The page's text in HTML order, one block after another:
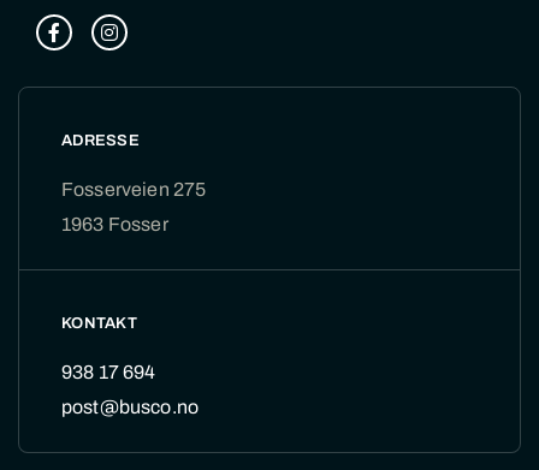
ADRESSE
Fosserveien 275
1963 Fosser
KONTAKT
938 17 694
post@busco.no